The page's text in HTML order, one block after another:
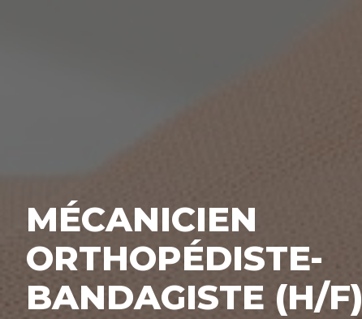
MÉCANICIEN
ORTHOPÉDISTE-
BANDAGISTE (H/F)